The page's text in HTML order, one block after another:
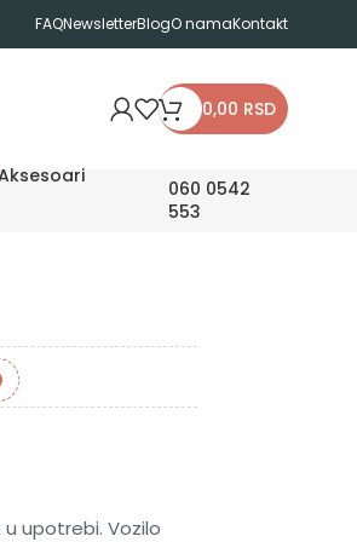
FAQNewsletterBlogO namaKontakt
0,00 RSD
060 0542
553
upotrebi. Vozilo